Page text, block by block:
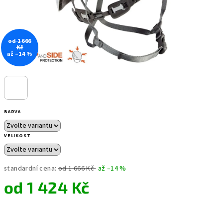
BARVA
VELIKOST
standardní cena: od 1 666 Kč až –14 %
od1 424 Kč
od 1 666
Kč
až –14 %